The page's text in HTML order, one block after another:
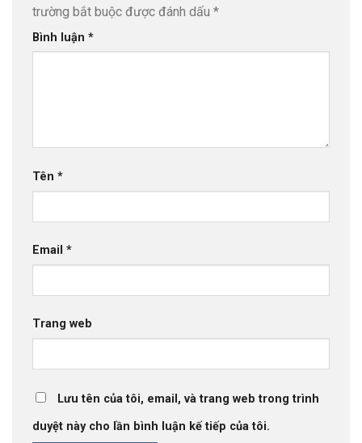
trường bắt buộc được đánh dấu *
Bình luận *
Tên *
Email *
Trang web
Lưu tên của tôi, email, và trang web trong trình
duyệt này cho lần bình luận kế tiếp của tôi.